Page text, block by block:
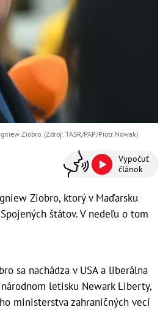
Ziobro. (Zdroj: TASR/PAP/Piotr Nowak)
Vypočuť
článok
Ziobro, ktorý v Maďarsku
štátov. V nedeľu o tom
sa nachádza v USA a liberálna
letisku Newark Liberty,
ministerstva zahraničných vecí